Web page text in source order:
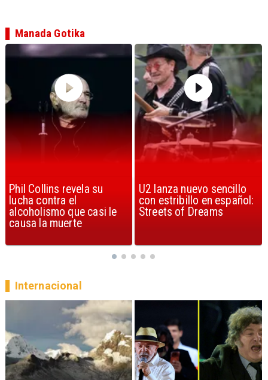
U2 lanza nuevo sencillo
con estribillo en español:
Streets of Dreams
“Africa” de Toto es
considerada la mejor
canción, según la ciencia
Manada Gotika
Internacional